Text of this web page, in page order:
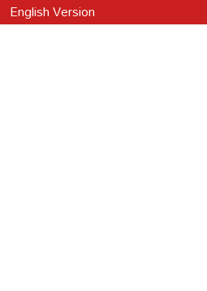
English Version